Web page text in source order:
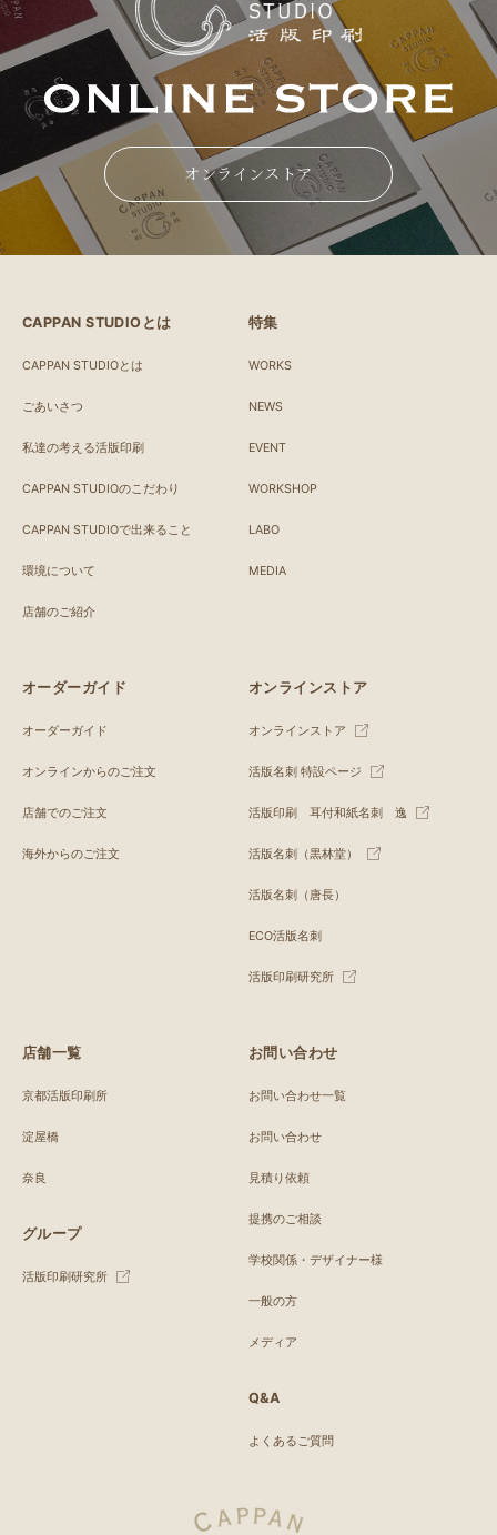
オンラインストア
CAPPAN STUDIOとは
CAPPAN STUDIOとは
ごあいさつ
私達の考える活版印刷
CAPPAN STUDIOのこだわり
CAPPAN STUDIOで出来ること
環境について
店舗のご紹介
特集
WORKS
NEWS
EVENT
WORKSHOP
LABO
MEDIA
オーダーガイド
オーダーガイド
オンラインからのご注文
店舗でのご注文
海外からのご注文
オンラインストア
オンラインストア
活版名刺 特設ページ
活版印刷 耳付和紙名刺 逸
活版名刺（黒林堂）
活版名刺（唐長）
ECO活版名刺
活版印刷研究所
店舗一覧
京都活版印刷所
淀屋橋
奈良
グループ
活版印刷研究所
お問い合わせ
お問い合わせ一覧
お問い合わせ
見積り依頼
提携のご相談
学校関係・デザイナー様
一般の方
メディア
Q&A
よくあるご質問